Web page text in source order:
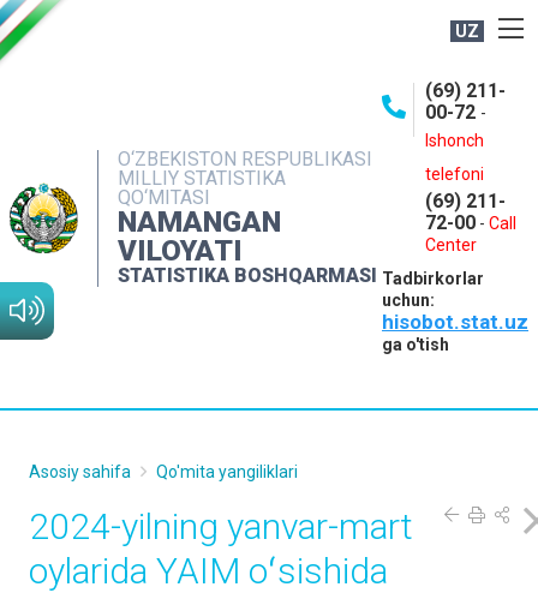
UZ
O‘ZBEKISTON RESPUBLIKASI
MILLIY STATISTIKA
QO‘MITASI
NAMANGAN
VILOYATI
STATISTIKA BOSHQARMASI
(69) 211-
00-72 -
Ishonch
telefoni
(69) 211-
72-00 - Call
Center
Tadbirkorlar
uchun:
hisobot.stat.uz
ga o'tish
NASHRLAR
INTERAKTIV XIZMATLAR
MATBUOT XIZMATI
MUROJAATLAR
Asosiy sahifa Qo'mita yangiliklari
2024-yilning yanvar-mart
oylarida YAIM oʻsishida